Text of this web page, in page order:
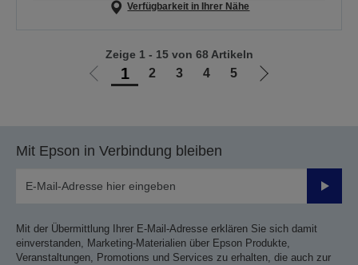
Verfügbarkeit in Ihrer Nähe
Zur
1 2 3 4 5
Zur
Zeige 1 - 15 von 68 Artikeln
Mit Epson in Verbindung bleiben
Mit der Übermittlung Ihrer E-Mail-Adresse erklären Sie sich damit
einverstanden, Marketing-Materialien über Epson Produkte,
Veranstaltungen, Promotions und Services zu erhalten, die auch zur